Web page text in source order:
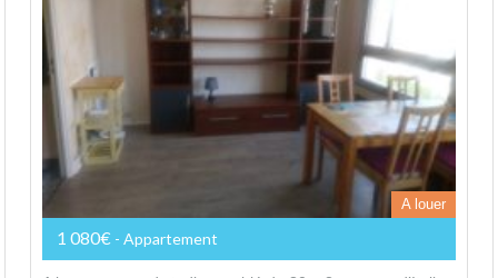
A louer
1 080€ - Appartement